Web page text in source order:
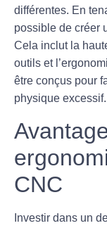
différentes. En
possible de créer
Cela inclut la
outils et
être conçus pour
physique excessif.
CNC
Investir dans un